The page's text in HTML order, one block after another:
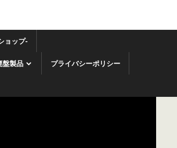
ョップ-
盤製品 プライバシーポリシー